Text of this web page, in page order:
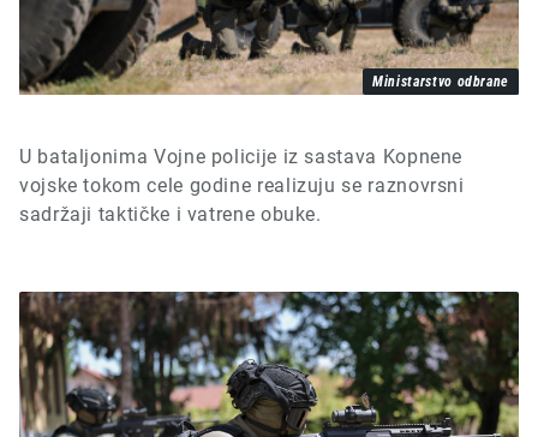
Ministarstvo odbrane
U bataljonima Vojne policije iz sastava Kopnene
vojske tokom cele godine realizuju se raznovrsni
sadržaji taktičke i vatrene obuke.